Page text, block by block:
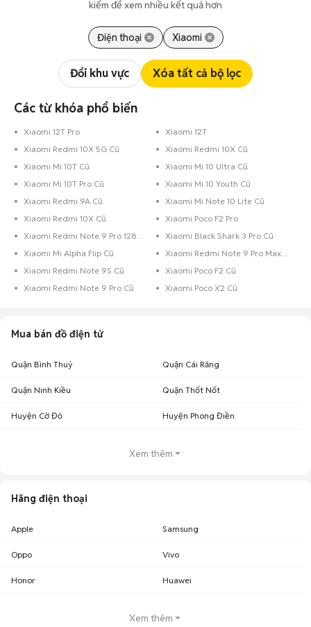
kiếm để xem nhiều kết quả hơn
Điện thoại Xiaomi
Đổi khu vực Xóa tất cả bộ lọc
Các từ khóa phổ biến
Xiaomi 12T Pro
Xiaomi 12T
Xiaomi Redmi 10X 5G Cũ
Xiaomi Redmi 10X Cũ
Xiaomi Mi 10T Cũ
Xiaomi Mi 10 Ultra Cũ
Xiaomi Mi 10T Pro Cũ
Xiaomi Mi 10 Youth Cũ
Xiaomi Redmi 9A Cũ
Xiaomi Mi Note 10 Lite Cũ
Xiaomi Redmi 10X Cũ
Xiaomi Poco F2 Pro
Xiaomi Redmi Note 9 Pro 128GB Cũ
Xiaomi Black Shark 3 Pro Cũ
Xiaomi Mi Alpha Flip Cũ
Xiaomi Redmi Note 9 Pro Max Cũ
Xiaomi Redmi Note 9S Cũ
Xiaomi Poco F2 Cũ
Xiaomi Redmi Note 9 Pro Cũ
Xiaomi Poco X2 Cũ
Mua bán đồ điện tử
Quận Bình Thuỷ Quận Cái Răng
Quận Ninh Kiều Quận Thốt Nốt
Huyện Cờ Đỏ Huyện Phong Điền
Xem thêm
Hãng điện thoại
Apple Samsung
Oppo Vivo
Honor Huawei
Xem thêm